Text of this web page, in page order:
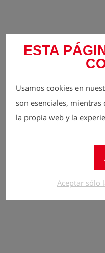
ESTA
Usamos cookies en
son esenciales,
la propia web y la
Aceptar sólo